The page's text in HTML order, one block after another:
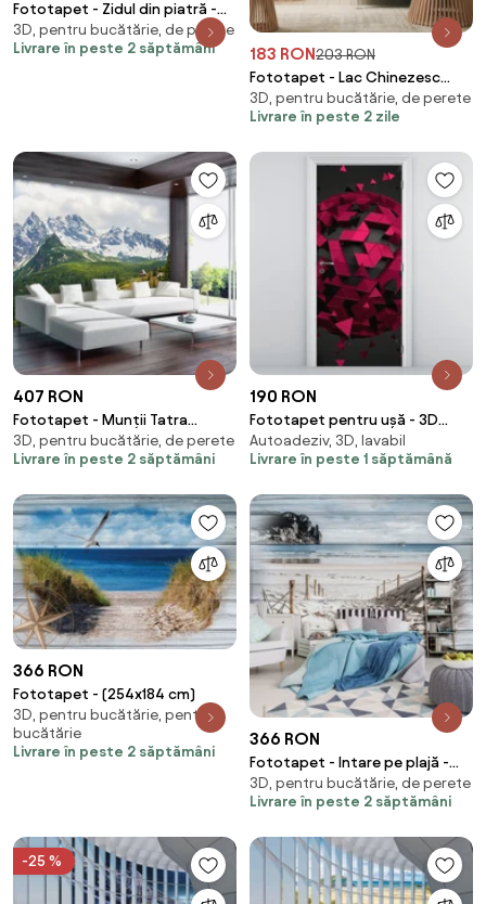
Fototapet - Zidul din piatră -
întare spre pescărie (254x184
cm)
3D, pentru bucătărie, de perete
Livrare în peste 2 săptămâni
183 RON203 RON
Fototapet - Lac Chinezesc
(147x102 cm)
3D, pentru bucătărie, de perete
Livrare în peste 2 zile
407 RON
Fototapet - Munții Tatra
pitorești (254x184 cm)
3D, pentru bucătărie, de perete
Livrare în peste 2 săptămâni
190 RON
Fototapet pentru ușă - 3D
abstract (95x205cm)
Autoadeziv, 3D, lavabil
Livrare în peste 1 săptămână
366 RON
Fototapet - (254x184 cm)
3D, pentru bucătărie, pentru
bucătărie
Livrare în peste 2 săptămâni
366 RON
Fototapet - Intare pe plajă -
imitație de lemn (254x184 cm)
3D, pentru bucătărie, de perete
Livrare în peste 2 săptămâni
-25 %